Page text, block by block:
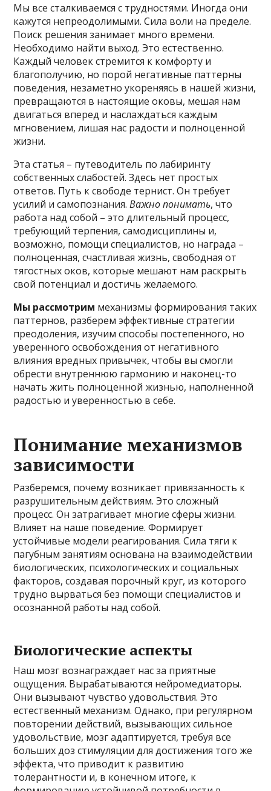
Мы все сталкиваемся с трудностями. Иногда они
кажутся непреодолимыми. Сила воли на пределе.
Поиск решения занимает много времени.
Необходимо найти выход. Это естественно.
Каждый человек стремится к комфорту и
благополучию, но порой негативные паттерны
поведения, незаметно укореняясь в нашей жизни,
превращаются в настоящие оковы, мешая нам
двигаться вперед и наслаждаться каждым
мгновением, лишая нас радости и полноценной
жизни.
Эта статья – путеводитель по лабиринту
собственных слабостей. Здесь нет простых
ответов. Путь к свободе тернист. Он требует
усилий и самопознания.Важно понимать, что
работа над собой – это длительный процесс,
требующий терпения, самодисциплины и,
возможно, помощи специалистов, но награда –
полноценная, счастливая жизнь, свободная от
тягостных оков, которые мешают нам раскрыть
свой потенциал и достичь желаемого.
Мы рассмотрим механизмы формирования таких
паттернов, разберем эффективные стратегии
преодоления, изучим способы постепенного, но
уверенного освобождения от негативного
влияния вредных привычек, чтобы вы смогли
обрести внутреннюю гармонию и наконец-то
начать жить полноценной жизнью, наполненной
радостью и уверенностью в себе.
Понимание механизмов
зависимости
Разберемся, почему возникает привязанность к
разрушительным действиям. Это сложный
процесс. Он затрагивает многие сферы жизни.
Влияет на наше поведение. Формирует
устойчивые модели реагирования. Сила тяги к
пагубным занятиям основана на взаимодействии
биологических, психологических и социальных
факторов, создавая порочный круг, из которого
трудно вырваться без помощи специалистов и
осознанной работы над собой.
Биологические аспекты
Наш мозг вознаграждает нас за приятные
ощущения. Вырабатываются нейромедиаторы.
Они вызывают чувство удовольствия. Это
естественный механизм. Однако, при регулярном
повторении действий, вызывающих сильное
удовольствие, мозг адаптируется, требуя все
больших доз стимуляции для достижения того же
эффекта, что приводит к развитию
толерантности и, в конечном итоге, к